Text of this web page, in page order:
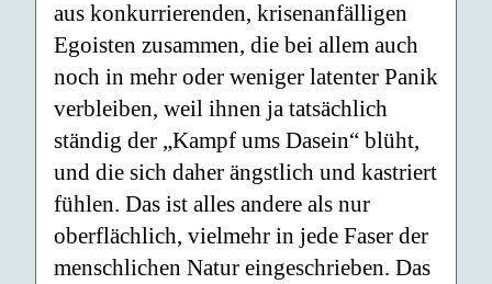
aus konkurrierenden, krisenanfälligen
Egoisten zusammen, die bei allem auch
noch in mehr oder weniger latenter Panik
verbleiben, weil ihnen ja tatsächlich
ständig der „Kampf ums Dasein“ blüht,
und die sich daher ängstlich und kastriert
fühlen. Das ist alles andere als nur
oberflächlich, vielmehr in jede Faser der
menschlichen Natur eingeschrieben. Das